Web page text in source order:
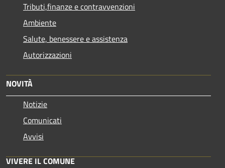
Tributi,finanze e contravvenzioni
Ambiente
Salute, benessere e assistenza
Autorizzazioni
NOVITÀ
Notizie
Comunicati
Avvisi
VIVERE IL COMUNE